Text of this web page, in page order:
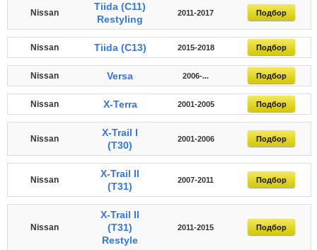
Nissan
Tiida (C11)
Restyling
2011-2017 Подбор
Nissan Tiida (C13) 2015-2018 Подбор
Nissan Versa 2006-... Подбор
Nissan X-Terra 2001-2005 Подбор
Nissan
X-Trail I
(T30)
2001-2006 Подбор
Nissan
X-Trail II
(T31)
2007-2011 Подбор
Nissan
X-Trail II
(T31)
Restyle
2011-2015 Подбор